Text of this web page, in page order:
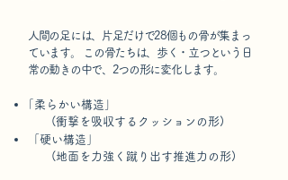
人間の足には、片足だけで28個もの骨が集まっ
ています。 この骨たちは、歩く・立つという日
常の動きの中で、
2つの形に変化します。
｢柔らかい構造｣
(衝撃を吸収するクッションの形)
「硬い構造」
(地面を力強く蹴り出す推進力の形)